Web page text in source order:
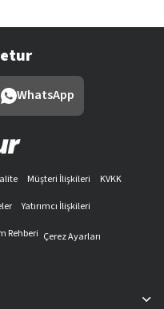
WhatsApp
Müşteri İlişkileri
KVKK
Yatırımcı İlişkileri
Rehberi Çerez Ayarları